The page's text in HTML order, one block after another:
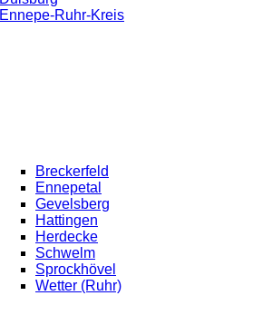
Ennepe-Ruhr-Kreis
Breckerfeld
Ennepetal
Gevelsberg
Hattingen
Herdecke
Schwelm
Sprockhövel
Wetter (Ruhr)